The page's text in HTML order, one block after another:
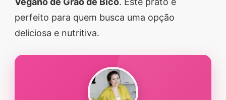
agora mesmo!
perfeito para quem busca uma opção
deliciosa e nutritiva.